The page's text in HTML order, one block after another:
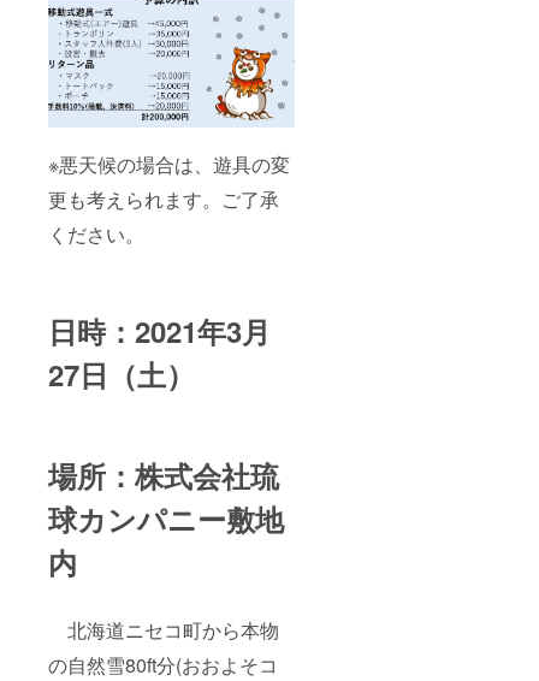
※悪天候の場合は、遊具の変
更も考えられます。ご了承
ください。
日時：2021年3月
27日（土）
場所：株式会社琉
球カンパニー敷地
内
北海道ニセコ町から本物
の自然雪80ft分(おおよそコ